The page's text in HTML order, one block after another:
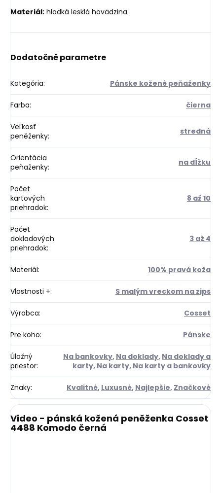
Materiál: hladká lesklá hovädzina
Dodatočné parametre
Kategória: Pánske kožené peňaženky
Farba: čierna
Veľkosť
peněženky: stredná
Orientácia
peňaženky: na dĺžku
Počet
kartových
priehradok:
8 až 10
Počet
dokladových
priehradok:
3 až 4
Materiál: 100% pravá koža
Vlastnosti +: S malým vreckom na zips
Výrobca: Cosset
Pre koho: Pánske
Úložný
priestor:
Na bankovky, Na doklady, Na doklady a
karty, Na karty, Na karty a bankovky
Znaky: Kvalitné, Luxusné, Najlepšie, Značkové
Video - pánská kožená peněženka Cosset
4488 Komodo černá